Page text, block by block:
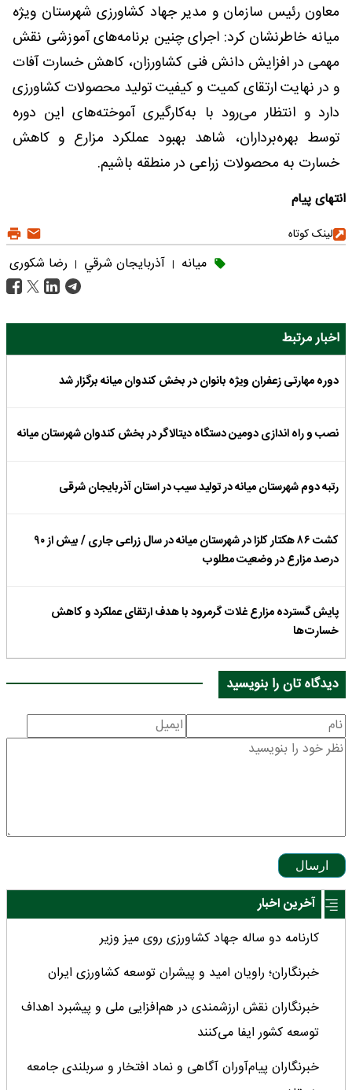
معاون رئیس سازمان و مدیر جهاد کشاورزی شهرستان ویژه
میانه خاطرنشان کرد: اجرای چنین برنامه‌های آموزشی نقش
مهمی در افزایش دانش فنی کشاورزان، کاهش خسارت آفات
و در نهایت ارتقای کمیت و کیفیت تولید محصولات کشاورزی
دارد و انتظار می‌رود با به‌کارگیری آموخته‌های این دوره
توسط بهره‌برداران، شاهد بهبود عملکرد مزارع و کاهش
خسارت به محصولات زراعی در منطقه باشیم.
انتهای پیام
لینک کوتاه
میانه | آذربايجان شرقي | رضا شکوری
اخبار مرتبط
دوره مهارتی زعفران ویژه بانوان در بخش کندوان میانه برگزار شد
نصب و راه اندازی دومین دستگاه دیتالاگر در بخش کندوان شهرستان میانه
رتبه دوم شهرستان میانه در تولید سیب در استان آذربایجان شرقی
کشت ۸۶ هکتار کلزا در شهرستان میانه در سال زراعی جاری / بیش از ۹۰
درصد مزارع در وضعیت مطلوب
پایش گسترده مزارع غلات گرمرود با هدف ارتقای عملکرد و کاهش
خسارت‌ها
دیدگاه تان را بنویسید
ارسال
آخرین اخبار
کارنامه دو ساله جهاد کشاورزی روی میز وزیر
خبرنگاران؛ راویان امید و پیشران توسعه کشاورزی ایران
خبرنگاران نقش ارزشمندی در هم‌افزایی ملی و پیشبرد اهداف
توسعه کشور ایفا می‌کنند
خبرنگاران پیام‌آوران آگاهى و نماد افتخار و سربلندى جامعه